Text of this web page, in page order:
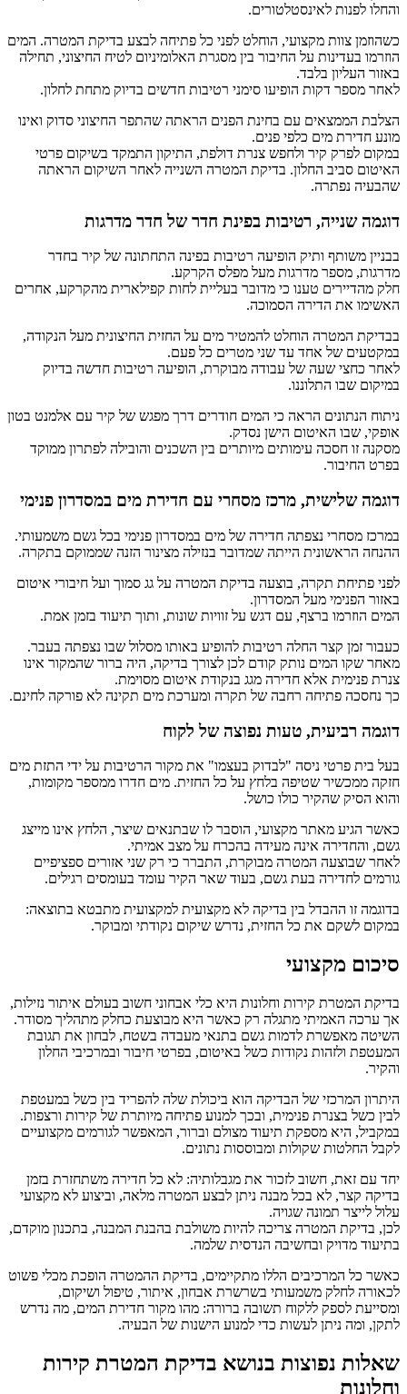
והחלו לפנות לאינסטלטורים.
כשהוזמן צוות מקצועי, הוחלט לפני כל פתיחה לבצע בדיקת המטרה. המים
הוזרמו בעדינות על החיבור בין מסגרת האלומיניום לטיח החיצוני, תחילה
באזור העליון בלבד.
לאחר מספר דקות הופיעו סימני רטיבות חדשים בדיוק מתחת לחלון.
הצלבת הממצאים עם בחינת הפנים הראתה שהתפר החיצוני סדוק ואינו
מונע חדירת מים כלפי פנים.
במקום לפרק קיר ולחפש צנרת דולפת, התיקון התמקד בשיקום פרטי
האיטום סביב החלון. בדיקת המטרה השנייה לאחר השיקום הראתה
שהבעיה נפתרה.
דוגמה שנייה, רטיבות בפינת חדר של חדר מדרגות
בבניין משותף ותיק הופיעה רטיבות בפינה התחתונה של קיר בחדר
מדרגות, מספר מדרגות מעל מפלס הקרקע.
חלק מהדיירים טענו כי מדובר בעליית לחות קפילארית מהקרקע, אחרים
האשימו את הדירה הסמוכה.
בבדיקת המטרה הוחלט להמטיר מים על החזית החיצונית מעל הנקודה,
במקטעים של אחד עד שני מטרים כל פעם.
לאחר כחצי שעה של עבודה מבוקרת, הופיעה רטיבות חדשה בדיוק
במיקום שבו התלוננו.
ניתוח הנתונים הראה כי המים חודרים דרך מפגש של קיר עם אלמנט בטון
אופקי, שבו האיטום הישן נסדק.
מסקנה זו חסכה עימותים מיותרים בין השכנים והובילה לפתרון ממוקד
בפרט החיבור.
דוגמה שלישית, מרכז מסחרי עם חדירת מים במסדרון פנימי
במרכז מסחרי נצפתה חדירה של מים במסדרון פנימי בכל גשם משמעותי.
ההנחה הראשונית הייתה שמדובר בנזילה מצינור הזנה שממוקם בתקרה.
לפני פתיחת תקרה, בוצעה בדיקת המטרה על גג סמוך ועל חיבורי איטום
באזור הפנימי מעל המסדרון.
המים הוזרמו ברצף, עם דגש על זוויות שונות, ותוך תיעוד בזמן אמת.
כעבור זמן קצר החלה רטיבות להופיע באותו מסלול שבו נצפתה בעבר.
מאחר שקו המים נותק קודם לכן לצורך בדיקה, היה ברור שהמקור אינו
צנרת פנימית אלא חדירה מגג בנקודת איטום מסוימת.
כך נחסכה פתיחה רחבה של תקרה ומערכת מים תקינה לא פורקה לחינם.
דוגמה רביעית, טעות נפוצה של לקוח
בעל בית פרטי ניסה "לבדוק בעצמו" את מקור הרטיבות על ידי התזת מים
חזקה ממכשיר שטיפה בלחץ על כל החזית. מים חדרו ממספר מקומות,
והוא הסיק שהקיר כולו כושל.
כאשר הגיע מאתר מקצועי, הוסבר לו שבתנאים שיצר, הלחץ אינו מייצג
גשם, והחדירה אינה מעידה בהכרח על מצב אמיתי.
לאחר שבוצעה המטרה מבוקרת, התברר כי רק שני אזורים ספציפיים
גורמים לחדירה בעת גשם, בעוד שאר הקיר עומד בעומסים רגילים.
בדוגמה זו ההבדל בין בדיקה לא מקצועית למקצועית מתבטא בתוצאה:
במקום לשקם את כל החזית, נדרש שיקום נקודתי ומבוקר.
סיכום מקצועי
בדיקת המטרת קירות וחלונות היא כלי אבחוני חשוב בעולם איתור נזילות,
אך ערכה האמיתי מתגלה רק כאשר היא מבוצעת כחלק מתהליך מסודר.
השיטה מאפשרת לדמות גשם בתנאי מעבדה בשטח, לבחון את תגובת
המעטפת ולזהות נקודות כשל באיטום, בפרטי חיבור ובמרכיבי החלון
והקיר.
היתרון המרכזי של הבדיקה הוא ביכולת שלה להפריד בין כשל במעטפת
לבין כשל בצנרת פנימית, ובכך למנוע פתיחה מיותרת של קירות ורצפות.
במקביל, היא מספקת תיעוד מצולם וברור, המאפשר לגורמים מקצועיים
לקבל החלטות שקולות ומבוססות נתונים.
יחד עם זאת, חשוב לזכור את מגבלותיה: לא כל חדירה משתחזרת בזמן
בדיקה קצר, לא בכל מבנה ניתן לבצע המטרה מלאה, וביצוע לא מקצועי
עלול לייצר תמונה שגויה.
לכן, בדיקת המטרה צריכה להיות משולבת בהבנת המבנה, בתכנון מוקדם,
בתיעוד מדויק ובחשיבה הנדסית שלמה.
כאשר כל המרכיבים הללו מתקיימים, בדיקת ההמטרה הופכת מכלי פשוט
לכאורה לחלק משמעותי בשרשרת אבחון, איתור, טיפול ושיקום,
ומסייעת לספק ללקוח תשובה ברורה: מהו מקור חדירת המים, מה נדרש
לתקן, ומה ניתן לעשות כדי למנוע הישנות של הבעיה.
שאלות נפוצות בנושא בדיקת המטרת קירות
וחלונות